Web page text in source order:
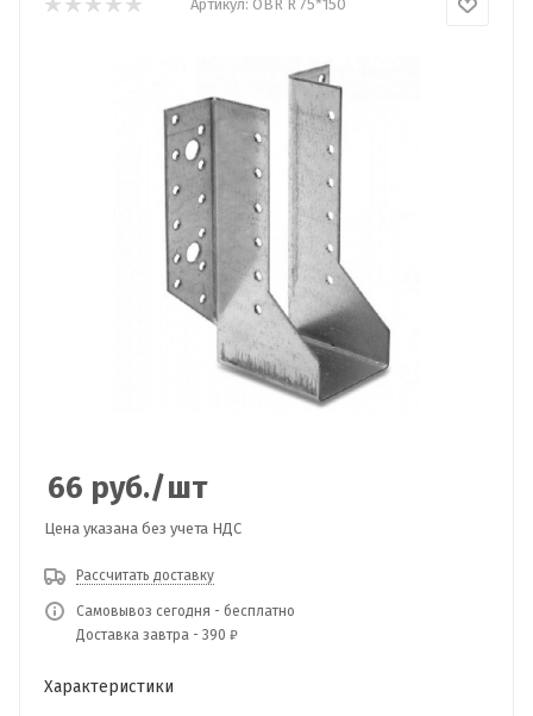
Артикул: OBR R 75*150
66 руб./шт
Цена указана без учета НДС
Рассчитать доставку
Самовывоз сегодня - бесплатно
Доставка завтра - 390 ₽
Характеристики